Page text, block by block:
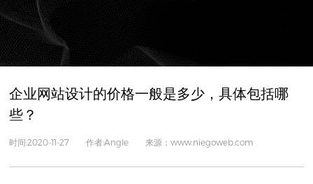
企业网站设计的价格一般是多少，具体包括哪
些？
时间:2020-11-27 作者:Angle 来源：www.niegoweb.com